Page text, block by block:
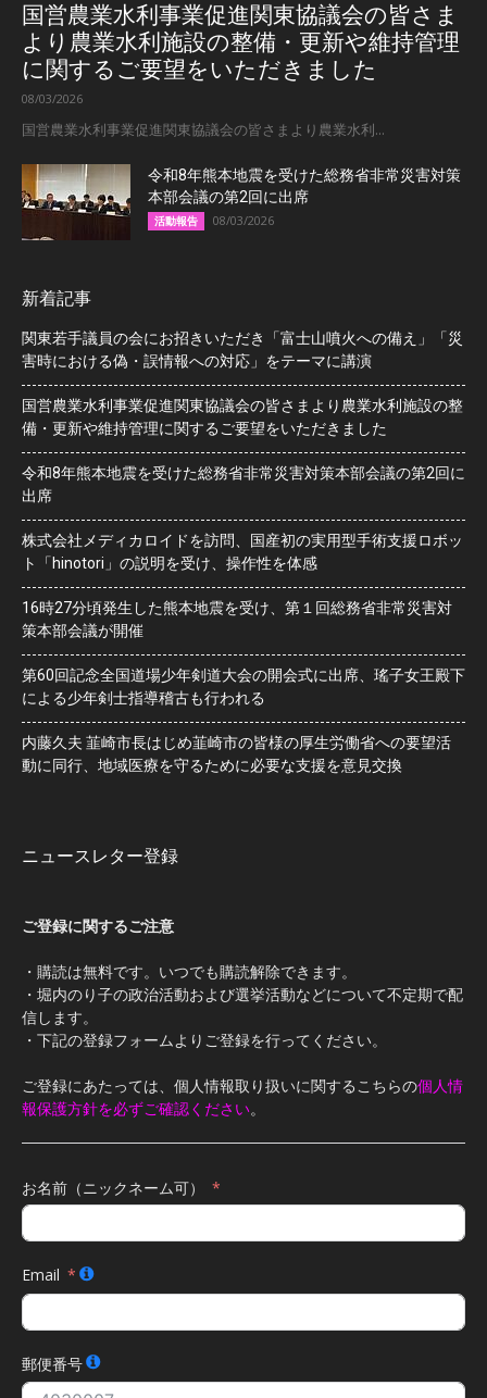
国営農業水利事業促進関東協議会の皆さま
より農業水利施設の整備・更新や維持管理
に関するご要望をいただきました
08/03/2026
国営農業水利事業促進関東協議会の皆さまより農業水利...
令和8年熊本地震を受けた総務省非常災害対策
本部会議の第2回に出席
活動報告 08/03/2026
新着記事
関東若手議員の会にお招きいただき「富士山噴火への備え」「災
害時における偽・誤情報への対応」をテーマに講演
国営農業水利事業促進関東協議会の皆さまより農業水利施設の整
備・更新や維持管理に関するご要望をいただきました
令和8年熊本地震を受けた総務省非常災害対策本部会議の第2回に
出席
株式会社メディカロイドを訪問、国産初の実用型手術支援ロボッ
ト「hinotori」の説明を受け、操作性を体感
16時27分頃発生した熊本地震を受け、第１回総務省非常災害対
策本部会議が開催
第60回記念全国道場少年剣道大会の開会式に出席、瑤子女王殿下
による少年剣士指導稽古も行われる
内藤久夫 韮崎市長はじめ韮崎市の皆様の厚生労働省への要望活
動に同行、地域医療を守るために必要な支援を意見交換
ニュースレター登録
ご登録に関するご注意
・購読は無料です。いつでも購読解除できます。
・堀内のり子の政治活動および選挙活動などについて不定期で配
信します。
・下記の登録フォームよりご登録を行ってください。
ご登録にあたっては、個人情報取り扱いに関するこちらの個人情
報保護方針を必ずご確認ください。
お名前（ニックネーム可）
Email
郵便番号